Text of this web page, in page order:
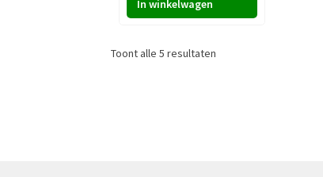
was:
€ 359,00. € 339,00.
In winkelwagen
Toont alle 5 resultaten